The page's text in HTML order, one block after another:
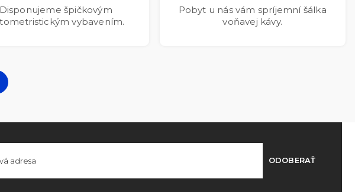
Disponujeme špičkovým
vybavením.
Pobyt u nás vám spríjemní šálka
voňavej kávy.
ODOBERAŤ